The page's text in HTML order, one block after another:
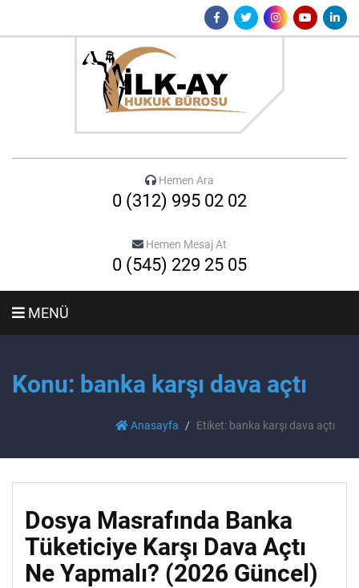
Hemen Ara
0 (312) 995 02 02
Hemen Mesaj At
0 (545) 229 25 05
MENÜ
Konu: banka karşı dava açtı
Anasayfa Etiket: banka karşı dava açtı
Dosya Masrafında Banka
Tüketiciye Karşı Dava Açtı
Ne Yapmalı? (2026 Güncel)